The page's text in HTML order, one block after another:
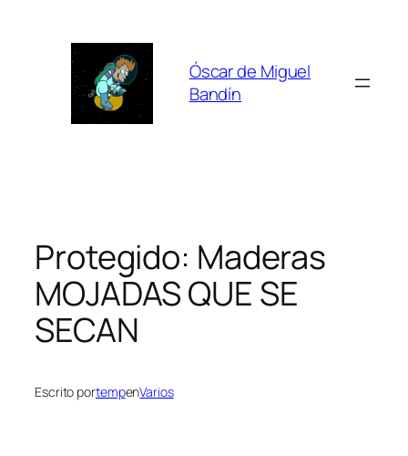
contenido
Óscar de Miguel
Bandín
Protegido: Maderas
MOJADAS QUE SE
SECAN
Escrito portempenVarios